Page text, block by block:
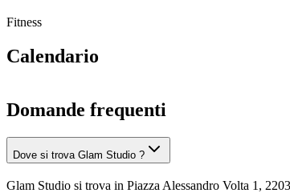
Fitness
Calendario
Domande frequenti
Dove si trova Glam Studio ?
Glam Studio si trova in Piazza Alessandro Volta 1,